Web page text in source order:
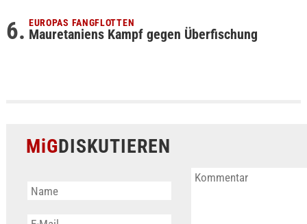
EUROPAS FANGFLOTTEN
Mauretaniens Kampf gegen Überfischung
MiGDISKUTIEREN